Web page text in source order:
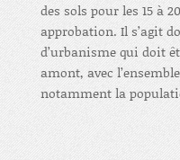
des sols pour les 15 à
approbation. Il s’agit
d’urbanisme qui doit
amont, avec
notamment la